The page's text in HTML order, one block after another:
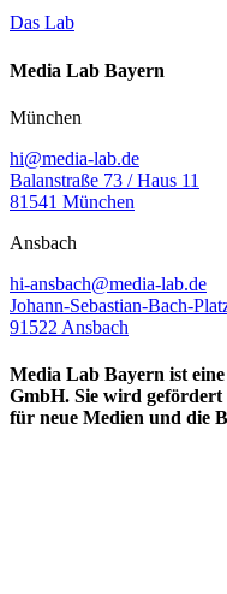
Das Lab
Media Lab Bayern
München
hi@media-lab.de
Balanstraße 73 / Haus 11
81541 München
Ansbach
hi-ansbach@media-lab.de
Johann-Sebastian-Bach-
91522 Ansbach
Media Lab Bayern ist
GmbH. Sie wird gefördert
für neue Medien und die